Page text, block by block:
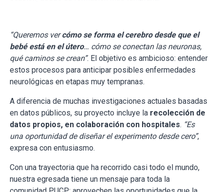
“Queremos vercómo se forma el cerebro desde que el
bebé está en el útero… cómo se conectan las neuronas,
qué caminos se crean”. El objetivo es ambicioso: entender
estos procesos para anticipar posibles enfermedades
neurológicas en etapas muy tempranas.
A diferencia de muchas investigaciones actuales basadas
en datos públicos, su proyecto incluye la recolección de
datos propios, en colaboración con hospitales. “Es
una oportunidad de diseñar el experimento desde cero”,
expresa con entusiasmo.
Con una trayectoria que ha recorrido casi todo el mundo,
nuestra egresada tiene un mensaje para toda la